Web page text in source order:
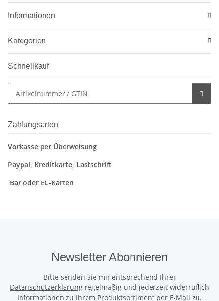
Informationen
Kategorien
Schnellkauf
Zahlungsarten
Vorkasse per Überweisung
Paypal, Kreditkarte, Lastschrift
Bar oder EC-Karten
Newsletter Abonnieren
Bitte senden Sie mir entsprechend Ihrer
Datenschutzerklärung regelmäßig und jederzeit widerruflich
Informationen zu Ihrem Produktsortiment per E-Mail zu.